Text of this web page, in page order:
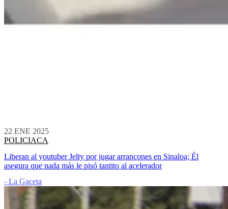
22 ENE 2025
POLICIACA
Liberan al youtuber Jelty por jugar arrancones en Sinaloa; Él
asegura que nada más le pisó tantito al acelerador
- La Gaceta